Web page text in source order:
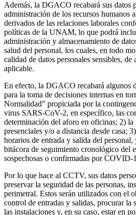
Además, la DGACO recabará sus datos
administración de los recursos humanos
derivados de las relaciones laborales
políticas de la UNAM, lo que podrá
administración y almacenamiento de
salud del personal, los cuales, en todo
calidad de datos personales sensibles,
aplicable.
En efecto, la DGACO recabará algunos
para la toma de decisiones internas en
Normalidad” propiciada por la
virus SARS-CoV-2, en específico, las
determinación del aforo en oficinas; 2) la
presenciales y/o a distancia desde casa;
horarios de entrada y salida del
bitácora de seguimiento cronológico del
sospechosas o confirmadas por COVID-
Por lo que hace al CCTV, sus datos
preservar la seguridad de las personas,
perimetral. Estos serán utilizados con el
control de entradas y salidas, procurar la
las instalaciones y, en su caso, estar en